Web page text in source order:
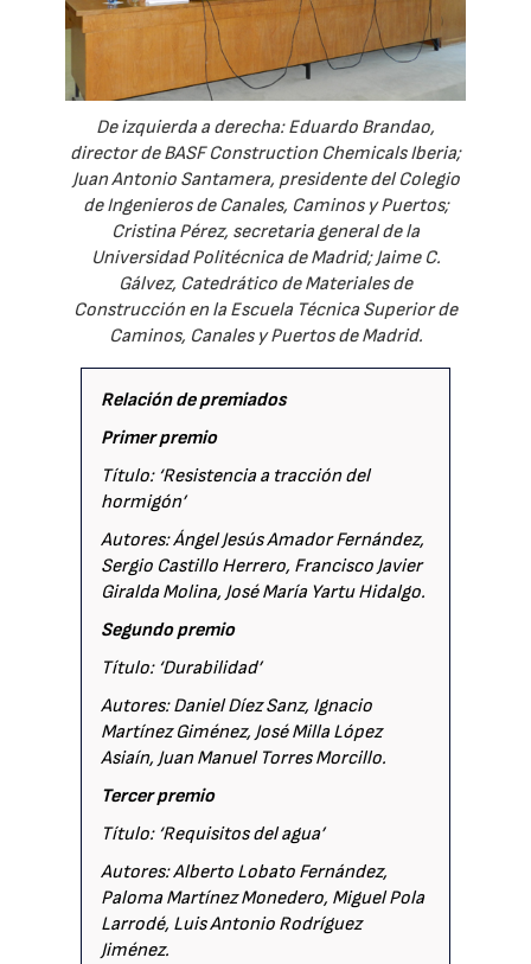
De izquierda a derecha: Eduardo Brandao,
director de BASF Construction Chemicals Iberia;
Juan Antonio Santamera, presidente del Colegio
de Ingenieros de Canales, Caminos y Puertos;
Cristina Pérez, secretaria general de la
Universidad Politécnica de Madrid; Jaime C.
Gálvez, Catedrático de Materiales de
Construcción en la Escuela Técnica Superior de
Caminos, Canales y Puertos de Madrid.
Relación de premiados
Primer premio
Título: ‘Resistencia a tracción del
hormigón’
Autores: Ángel Jesús Amador Fernández,
Sergio Castillo Herrero, Francisco Javier
Giralda Molina, José María Yartu Hidalgo.
Segundo premio
Título: ‘Durabilidad’
Autores: Daniel Díez Sanz, Ignacio
Martínez Giménez, José Milla López
Asiaín, Juan Manuel Torres Morcillo.
Tercer premio
Título: ‘Requisitos del agua’
Autores: Alberto Lobato Fernández,
Paloma Martínez Monedero, Miguel Pola
Larrodé, Luis Antonio Rodríguez
Jiménez.